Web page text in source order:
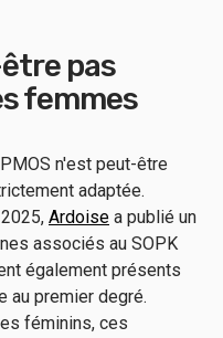
pas
femmes
n'est peut-être
adaptée.
Ardoise a publié un
associés au SOPK
également présents
au premier degré.
féminins, ces